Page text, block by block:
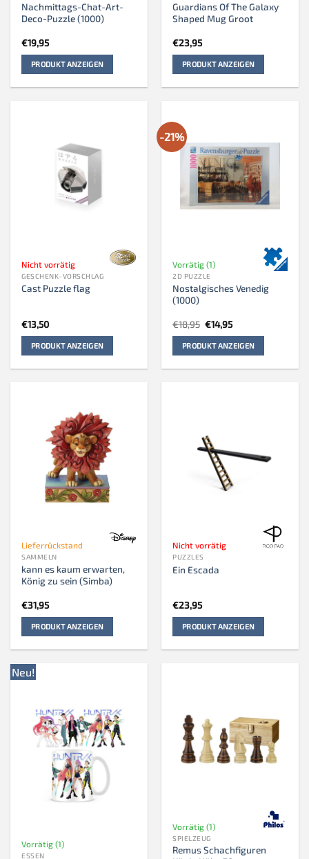
Nachmittags-Chat-Art-
Deco-Puzzle (1000)
€19,95
PRODUKT ANZEIGEN
Guardians Of The Galaxy
Shaped Mug Groot
€23,95
PRODUKT ANZEIGEN
Nicht vorrätig
GESCHENK-VORSCHLAG
Cast Puzzle flag
€13,50
PRODUKT ANZEIGEN
-21%
Vorrätig (1)
2D PUZZLE
Nostalgisches Venedig
(1000)
€18,95 Ursprünglicher
Preis
war:
€18,95
€14,95Aktueller
ist:
€14,95.
PRODUKT ANZEIGEN
Lieferrückstand
SAMMELN
kann es kaum erwarten,
König zu sein (Simba)
€31,95
PRODUKT ANZEIGEN
Nicht vorrätig
PUZZLES
Ein Escada
€23,95
PRODUKT ANZEIGEN
Neu!
Vorrätig (1)
ESSEN
Vorrätig (1)
SPIELZEUG
Remus Schachfiguren